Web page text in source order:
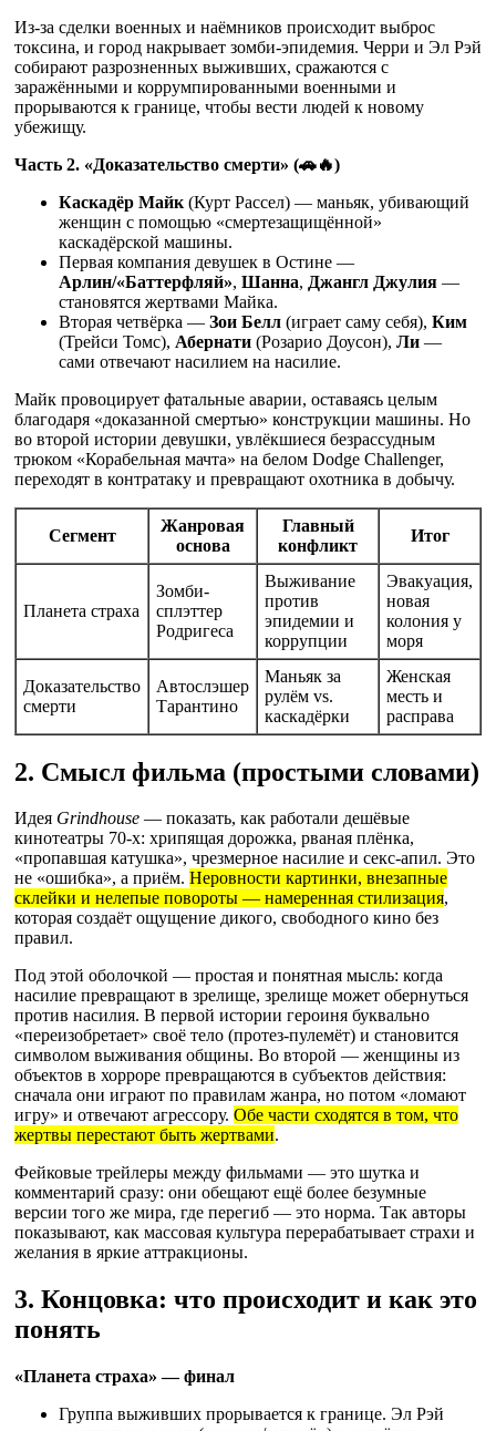
Из-за сделки военных и наёмников происходит выброс
токсина, и город накрывает зомби-эпидемия. Черри и Эл Рэй
собирают разрозненных выживших, сражаются с
заражёнными и коррумпированными военными и
прорываются к границе, чтобы вести людей к новому
убежищу.
Часть 2. «Доказательство смерти» (🚗🔥)
Каскадёр Майк (Курт Рассел) — маньяк, убивающий
женщин с помощью «смертезащищённой»
каскадёрской машины.
Первая компания девушек в Остине —
Арлин/«Баттерфляй», Шанна, Джангл Джулия —
становятся жертвами Майка.
Вторая четвёрка — Зои Белл (играет саму себя), Ким
(Трейси Томс), Абернати (Розарио Доусон), Ли —
сами отвечают насилием на насилие.
Майк провоцирует фатальные аварии, оставаясь целым
благодаря «доказанной смертью» конструкции машины. Но
во второй истории девушки, увлёкшиеся безрассудным
трюком «Корабельная мачта» на белом Dodge Challenger,
переходят в контратаку и превращают охотника в добычу.
Сегмент
Жанровая
основа
Главный
конфликт
Итог
Планета страха
Зомби-
сплэттер
Родригеса
Выживание
против
эпидемии и
коррупции
Эвакуация,
новая
колония у
моря
Доказательство
смерти
Автослэшер
Тарантино
Маньяк за
рулём vs.
каскадёрки
Женская
месть и
расправа
2. Смысл фильма (простыми словами)
Идея Grindhouse — показать, как работали дешёвые
кинотеатры 70-х: хрипящая дорожка, рваная плёнка,
«пропавшая катушка», чрезмерное насилие и секс-апил. Это
не «ошибка», а приём. Неровности картинки, внезапные
склейки и нелепые повороты — намеренная стилизация,
которая создаёт ощущение дикого, свободного кино без
правил.
Под этой оболочкой — простая и понятная мысль: когда
насилие превращают в зрелище, зрелище может обернуться
против насилия. В первой истории героиня буквально
«переизобретает» своё тело (протез-пулемёт) и становится
символом выживания общины. Во второй — женщины из
объектов в хорроре превращаются в субъектов действия:
сначала они играют по правилам жанра, но потом «ломают
игру» и отвечают агрессору. Обе части сходятся в том, что
жертвы перестают быть жертвами.
Фейковые трейлеры между фильмами — это шутка и
комментарий сразу: они обещают ещё более безумные
версии того же мира, где перегиб — это норма. Так авторы
показывают, как массовая культура перерабатывает страхи и
желания в яркие аттракционы.
3. Концовка: что происходит и как это
понять
«Планета страха» — финал
Группа выживших прорывается к границе. Эл Рэй